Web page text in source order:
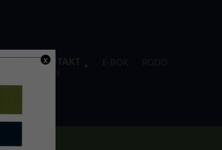
KONTAKT
telefony
x